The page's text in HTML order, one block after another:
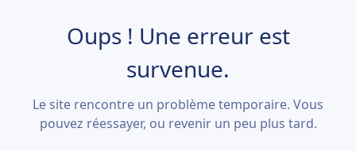
Oups ! Une erreur est
survenue.
Le site rencontre un problème temporaire. Vous
pouvez réessayer, ou revenir un peu plus tard.